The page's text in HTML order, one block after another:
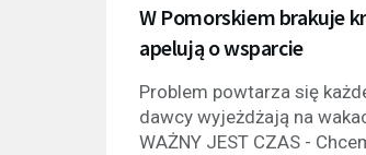
W Pomorskiem brakuje
apelują o wsparcie
Problem powtarza się
dawcy wyjeżdżają na
WAŻNY JEST CZAS -